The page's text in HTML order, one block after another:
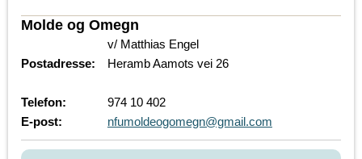
Molde og Omegn
v/ Matthias Engel
Postadresse:
Heramb Aamots vei 26
Telefon:
974 10 402
E-post:
nfumoldeogomegn@gmail.com